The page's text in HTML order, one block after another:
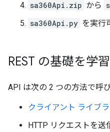
sa360Api.zip から
sa360Api.py を実行
REST の基礎を学
API は次の 2 つの方法で呼
クライアント ライブラ
HTTP リクエストを